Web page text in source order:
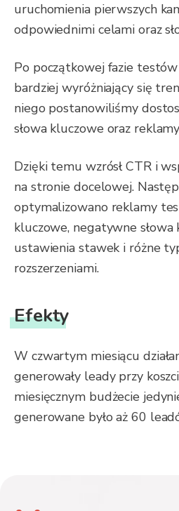
uruchomienia pierwszych
odpowiednimi celami oraz
Po początkowej fazie
bardziej wyróżniający się
niego postanowiliśmy
słowa kluczowe oraz
Dzięki temu wzrósł CTR i
na stronie docelowej.
optymalizowano reklamy
kluczowe, negatywne słowa
ustawienia stawek i różne
rozszerzeniami.
Efekty
W czwartym miesiącu
generowały leady przy
miesięcznym budżecie
generowane było aż 60